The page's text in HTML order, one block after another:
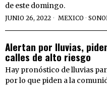
de este domingo.
JUNIO 26, 2022 MEXICO ·
Alertan por lluvias,
calles de alto riesgo
Hay pronóstico de lluvias
por lo que piden a la